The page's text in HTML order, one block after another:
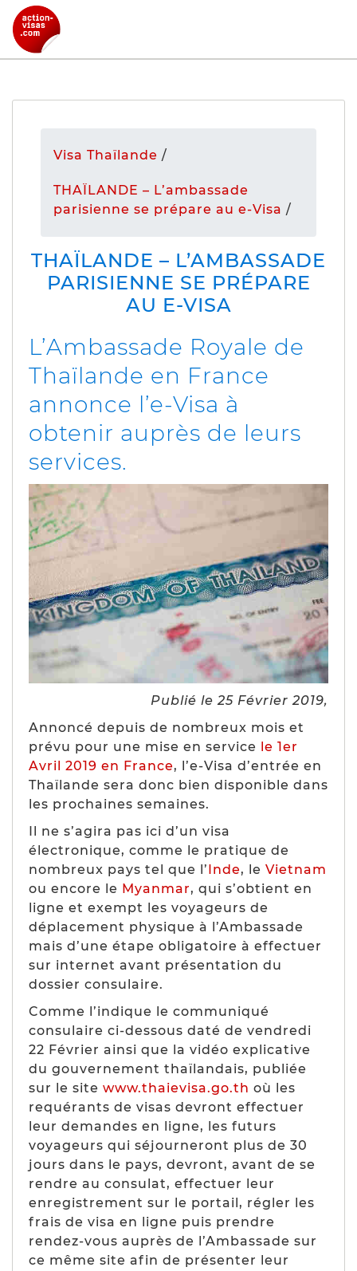
Visa Thaïlande /
THAÏLANDE – L’ambassade
parisienne se prépare au e-Visa /
THAÏLANDE – L’AMBASSADE
PARISIENNE SE PRÉPARE
AU E-VISA
L’Ambassade Royale de
Thaïlande en France
annonce l’e-Visa à
obtenir auprès de leurs
services.
Publié le 25 Février 2019,
Annoncé depuis de nombreux mois et
prévu pour une mise en service le 1er
Avril 2019 en France, l’e-Visa d’entrée en
Thaïlande sera donc bien disponible dans
les prochaines semaines.
Il ne s’agira pas ici d’un visa
électronique, comme le pratique de
nombreux pays tel que l’Inde, le Vietnam
ou encore le Myanmar, qui s’obtient en
ligne et exempt les voyageurs de
déplacement physique à l’Ambassade
mais d’une étape obligatoire à effectuer
sur internet avant présentation du
dossier consulaire.
Comme l’indique le communiqué
consulaire ci-dessous daté de vendredi
22 Février ainsi que la vidéo explicative
du gouvernement thaïlandais, publiée
sur le site www.thaievisa.go.th où les
requérants de visas devront effectuer
leur demandes en ligne, les futurs
voyageurs qui séjourneront plus de 30
jours dans le pays, devront, avant de se
rendre au consulat, effectuer leur
enregistrement sur le portail, régler les
frais de visa en ligne puis prendre
rendez-vous auprès de l’Ambassade sur
ce même site afin de présenter leur